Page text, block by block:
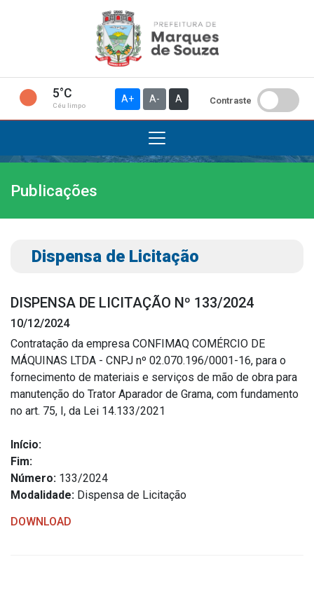
5°C
Céu limpo
A+ A- A Contraste
Institucional
A Prefeitura
Gabinete do Vice-prefeito
Símbolos Oficiais
Estrutura Organizacional
Secretarias
Assistência Social
Educação, Cultura, Desporto e Turismo
Obras
Publicações
Dispensa de Licitação
DISPENSA DE LICITAÇÃO Nº 133/2024
10/12/2024
Contratação da empresa CONFIMAQ COMÉRCIO DE
MÁQUINAS LTDA - CNPJ nº 02.070.196/0001-16, para o
fornecimento de materiais e serviços de mão de obra para
manutenção do Trator Aparador de Grama, com fundamento
no art. 75, I, da Lei 14.133/2021
Início:
Fim:
Número: 133/2024
Modalidade: Dispensa de Licitação
DOWNLOAD